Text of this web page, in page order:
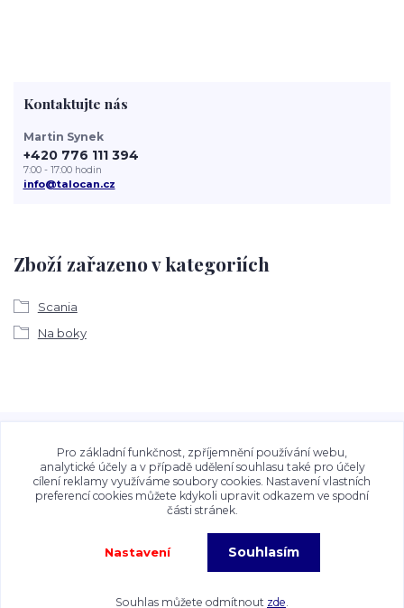
Zboží zařazeno v kategoriích
Scania
Na boky
Kontaktujte nás
Martin Synek
+420 776 111 394
7:00 - 17:00 hodin
info@talocan.cz
obsah zveřejněný na stránkách Talocan.cz a
CeskeSamolepky.cz jsou chráněny autorským právem. Jejich
použití bez předchozího písemného souhlasu provozovatele
je zakázáno.
Pro základní funkčnost, zpříjemnění používání webu,
analytické účely a v případě udělení souhlasu také pro účely
cílení reklamy využíváme soubory cookies. Nastavení vlastních
preferencí cookies můžete kdykoli upravit odkazem ve spodní
části stránek.
Nastavení Souhlasím
Souhlas můžete odmítnout zde